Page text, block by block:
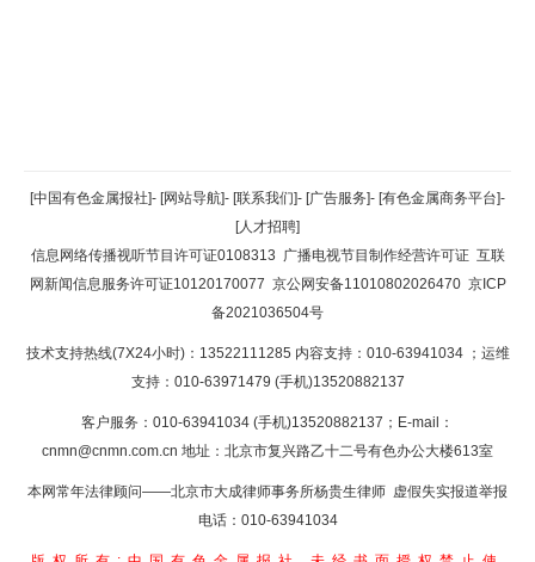
返回顶部
返回首页
[中国有色金属报社]- [网站导航]- [联系我们]- [广告服务]- [有色金属商务平台]-
[人才招聘]
信息网络传播视听节目许可证0108313 广播电视节目制作经营许可证 互联
网新闻信息服务许可证10120170077 京公网安备11010802026470 京ICP
备2021036504号
技术支持热线(7X24小时)：13522111285 内容支持：010-63941034 ；运维
支持：010-63971479 (手机)13520882137
客户服务：010-63941034 (手机)13520882137；E-mail：
cnmn@cnmn.com.cn 地址：北京市复兴路乙十二号有色办公大楼613室
本网常年法律顾问——北京市大成律师事务所杨贵生律师 虚假失实报道举报
电话：010-63941034